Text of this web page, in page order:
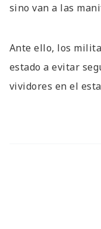
sino van a las
Ante ello, los
estado a evitar
vividores en el